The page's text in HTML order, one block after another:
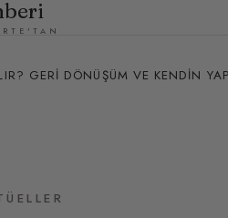
GERI DÖNÜŞÜM VE KENDIN